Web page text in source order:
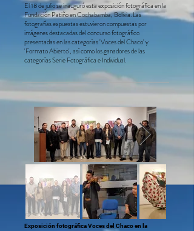
El 18 de julio se inauguró esta exposición fotográfica en la
Fundación Patiño en Cochabamba, Bolivia. Las
fotografías expuestas estuvieron compuestas por
imágenes destacadas del concurso fotográfico
presentadas en las categorías 'Voces del Chaco' y
'Formato Abierto', así como los ganadores de las
categorías Serie Fotográfica e Individual.
Exposición fotográfica Voces del Chaco en la